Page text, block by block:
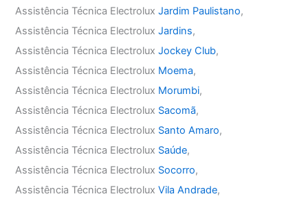
Assistência Técnica ElectroluxJardim Paulistano,
Assistência Técnica ElectroluxJardins,
Assistência Técnica ElectroluxJockey Club,
Assistência Técnica Electrolux Moema,
Assistência Técnica Electrolux Morumbi,
Assistência Técnica Electrolux Sacomã,
Assistência Técnica Electrolux Santo Amaro,
Assistência Técnica Electrolux Saúde,
Assistência Técnica Electrolux Socorro,
Assistência Técnica ElectroluxVila Andrade,